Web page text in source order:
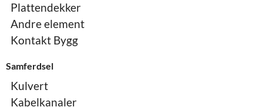
Plattendekker
Andre element
Kontakt Bygg
Samferdsel
Kulvert
Kabelkanaler